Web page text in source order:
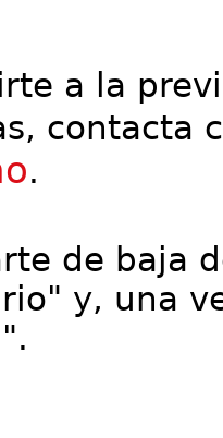
a la
contacta
.
de baja
y, una